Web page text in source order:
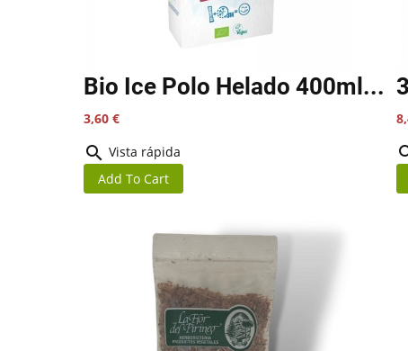
Bio Ice Polo Helado 400ml...
Precio
3,60 €
 Vista rápida
Add To Cart